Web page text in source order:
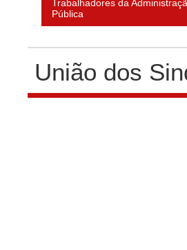
Trabalhadores da
Pública
União dos